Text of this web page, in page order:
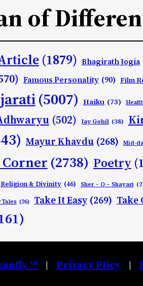
of
(1879) Bhagirath Jogia
Famous Personality (90) Film
(5007) Haiku (73)
(502) Jay Gohil (38)
Mayur Khavdu (268) Mid-
Corner (2738) Poetry
Religion & Divinity (46) Sher – O – Shayari
Tales (26) Take It Easy (269) Take
™ | Privacy Plicy |